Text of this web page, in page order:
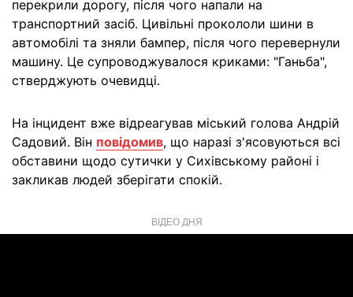
перекрили дорогу, після чого напали на
транспортний засіб. Цивільні прокололи шини в
автомобілі та зняли бампер, після чого перевернули
машину. Це супроводжувалося криками: "Ганьба",
стверджують очевидці.
На інцидент вже відреагував міський голова Андрій
Садовий. Він повідомив, що наразі з'ясовуються всі
обставини щодо сутички у Сихівському районі і
закликав людей зберігати спокій.
ВІДЕО ДНЯ